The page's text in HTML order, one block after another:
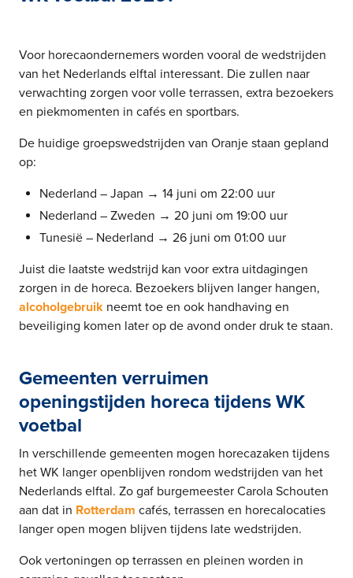
Voor horecaondernemers worden vooral de wedstrijden
van het Nederlands elftal interessant. Die zullen naar
verwachting zorgen voor volle terrassen, extra bezoekers
en piekmomenten in cafés en sportbars.
De huidige groepswedstrijden van Oranje staan gepland
op:
Nederland – Japan → 14 juni om 22:00 uur
Nederland – Zweden → 20 juni om 19:00 uur
Tunesië – Nederland → 26 juni om 01:00 uur
Juist die laatste wedstrijd kan voor extra uitdagingen
zorgen in de horeca. Bezoekers blijven langer hangen,
alcoholgebruik neemt toe en ook handhaving en
beveiliging komen later op de avond onder druk te staan.
Gemeenten verruimen
openingstijden horeca tijdens WK
voetbal
In verschillende gemeenten mogen horecazaken tijdens
het WK langer openblijven rondom wedstrijden van het
Nederlands elftal. Zo gaf burgemeester Carola Schouten
aan dat in Rotterdam cafés, terrassen en horecalocaties
langer open mogen blijven tijdens late wedstrijden.
Ook vertoningen op terrassen en pleinen worden in